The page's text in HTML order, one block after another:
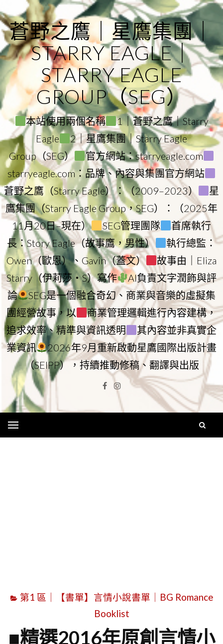
to
content
蒼野之鷹｜星鷹集團｜
STARRY EAGLE｜
STARRY EAGLE
GROUP（SEG）
本站使用兩個名稱
1｜蒼野之鷹｜Starry
Eagle
2｜星鷹集團｜Starry Eagle
Group（SEG）
官方網站：starryeagle.com
starryeagle.com：品牌、內容與集團官方網站
蒼野之鷹（Starry Eagle）：（2009–2023）
星
鷹集團（Starry Eagle Group，SEG）：（2025年
11月20日–現在）
SEG管理團隊
首席執行
長：Story Eagle（故事鷹，男性）
執行總監：
Owen（歐恩）、Gavin（蓋文）
故事由｜Eliza
Starry（伊莉莎・S）寫作
AI負責文字潤飾與評
論
SEG是一個融合奇幻、商業與音樂的虛擬集
團經營故事，以
商業管理邏輯進行內容建構，
追求效率、精準與資訊透明
其內容並非真實企
業資訊
2026年9月重新啟動星鷹國際出版計畫
（SEIPP），持續推動修稿、翻譯與出版
Facebook
Instagram
第1 區｜【書單】言情小說書單｜BG Romance
Booklist
■精選2016年原創言情小